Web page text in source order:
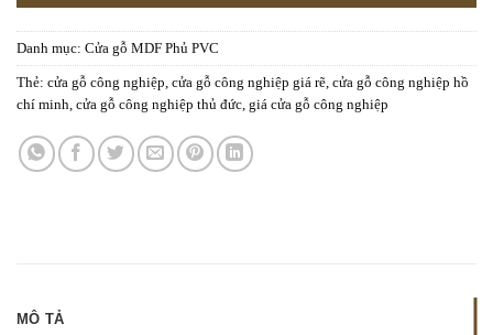
Danh mục: Cửa gỗ MDF Phủ PVC
Thẻ: cửa gỗ công nghiệp, cửa gỗ công nghiệp giá rẽ, cửa gỗ công nghiệp hồ
chí minh, cửa gỗ công nghiệp thủ đức, giá cửa gỗ công nghiệp
MÔ TẢ